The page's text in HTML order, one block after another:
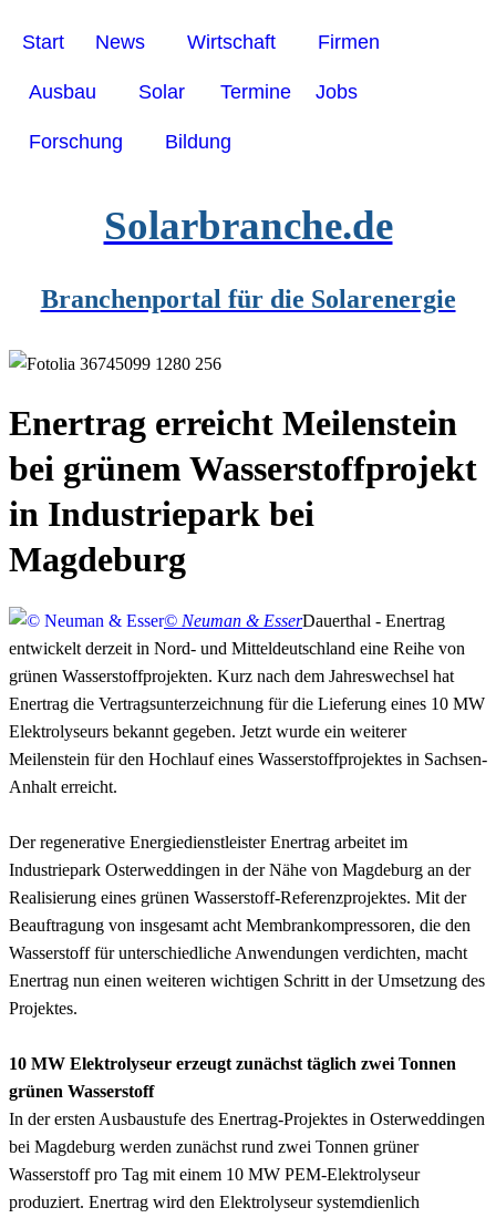
Start News Wirtschaft Firmen
Ausbau Solar Termine Jobs
Forschung Bildung
Solarbranche.de
Branchenportal für die Solarenergie
Enertrag erreicht Meilenstein
bei grünem Wasserstoffprojekt
in Industriepark bei
Magdeburg
© Neuman & EsserDauerthal - Enertrag
entwickelt derzeit in Nord- und Mitteldeutschland eine Reihe von
grünen Wasserstoffprojekten. Kurz nach dem Jahreswechsel hat
Enertrag die Vertragsunterzeichnung für die Lieferung eines 10 MW
Elektrolyseurs bekannt gegeben. Jetzt wurde ein weiterer
Meilenstein für den Hochlauf eines Wasserstoffprojektes in Sachsen-
Anhalt erreicht.
Der regenerative Energiedienstleister Enertrag arbeitet im
Industriepark Osterweddingen in der Nähe von Magdeburg an der
Realisierung eines grünen Wasserstoff-Referenzprojektes. Mit der
Beauftragung von insgesamt acht Membrankompressoren, die den
Wasserstoff für unterschiedliche Anwendungen verdichten, macht
Enertrag nun einen weiteren wichtigen Schritt in der Umsetzung des
Projektes.
10 MW Elektrolyseur erzeugt zunächst täglich zwei Tonnen
grünen Wasserstoff
In der ersten Ausbaustufe des Enertrag-Projektes in Osterweddingen
bei Magdeburg werden zunächst rund zwei Tonnen grüner
Wasserstoff pro Tag mit einem 10 MW PEM-Elektrolyseur
produziert. Enertrag wird den Elektrolyseur systemdienlich